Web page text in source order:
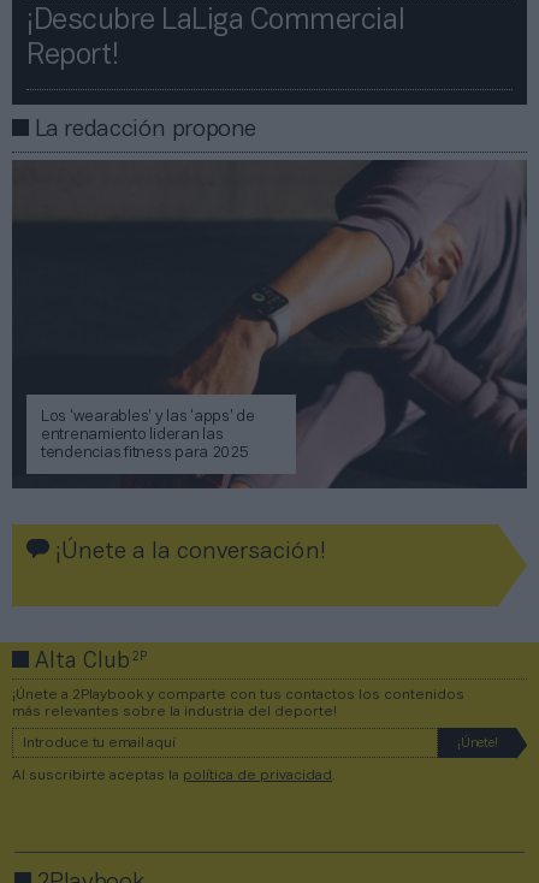
¡Descubre LaLiga Commercial
Report!​​
La redacción propone
Los ‘wearables’ y las ‘apps’ de
entrenamiento lideran las
tendencias fitness para 2025
¡Únete a la conversación!
Alta Club2P
¡Únete a 2Playbook y comparte con tus contactos los contenidos
más relevantes sobre la industria del deporte!
Al suscribirte aceptas la política de privacidad